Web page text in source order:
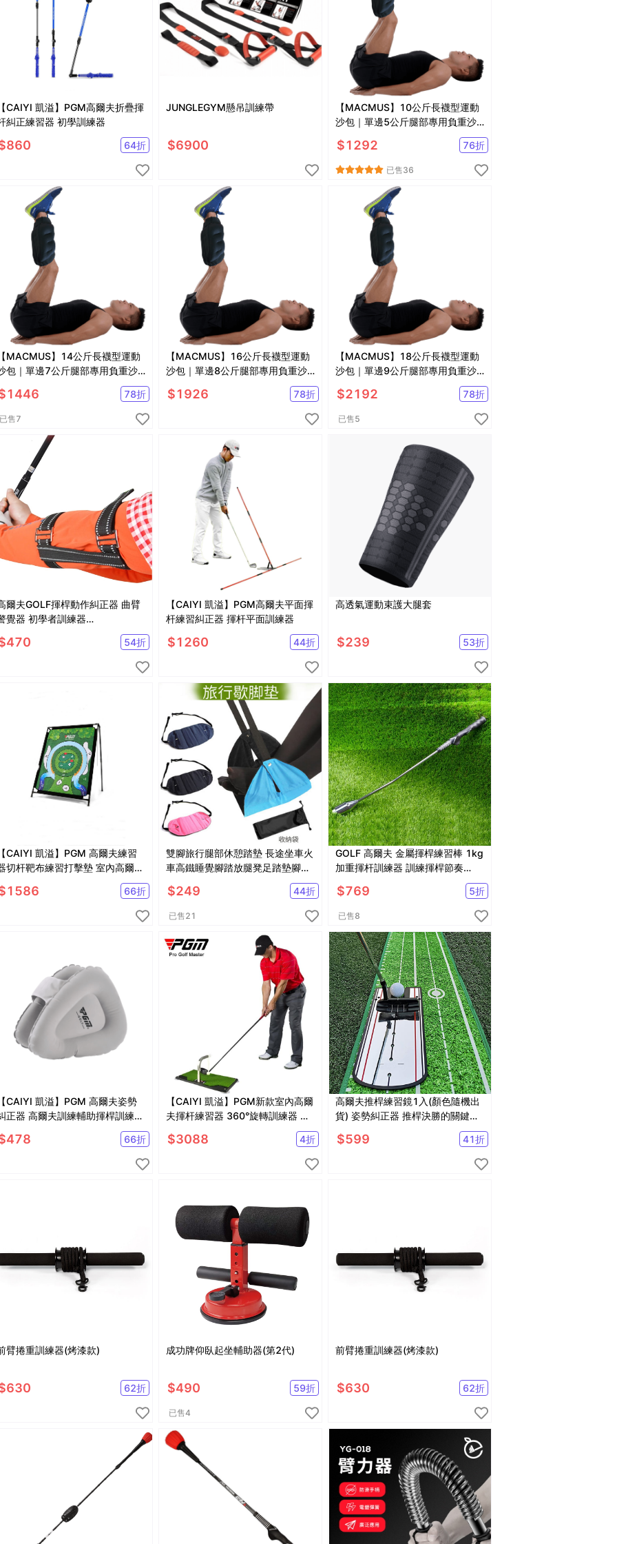
CAIYI 凱溢】PGM高爾夫折疊揮
糾正練習器 初學訓練器
860 64折
JUNGLEGYM懸吊訓練帶
$6900
【MACMUS】10公斤長襪型運動
沙包｜單邊5公斤腿部專用負重沙
$1292 76折
已售36
MACMUS】14公斤長襪型運動
包｜單邊7公斤腿部專用負重沙
1446 78折
已售7
【MACMUS】16公斤長襪型運動
沙包｜單邊8公斤腿部專用負重沙
$1926 78折
【MACMUS】18公斤長襪型運動
沙包｜單邊9公斤腿部專用負重沙
$2192 78折
已售5
爾夫GOLF揮桿動作糾正器 曲臂
覺器 初學者訓練器
470 54折
【CAIYI 凱溢】PGM高爾夫平面揮
杆練習糾正器 揮杆平面訓練器
$1260 44折
高透氣運動束護大腿套
$239 53折
CAIYI 凱溢】PGM 高爾夫練習
切杆靶布練習打擊墊 室內高爾夫
1586 66折
雙腳旅行腿部休憩踏墊 長途坐車火
車高鐵睡覺腳踏放腿凳足踏墊腳吊
$249 44折
已售21
GOLF 高爾夫 金屬揮桿練習棒 1kg
加重揮杆訓練器 訓練揮桿節奏
$769 5折
已售8
CAIYI 凱溢】PGM 高爾夫姿勢
正器 高爾夫訓練輔助揮桿訓練器
478 66折
【CAIYI 凱溢】PGM新款室內高爾
夫揮杆練習器 360°旋轉訓練器 可
$3088 4折
高爾夫推桿練習鏡1入(顏色隨機出
貨) 姿勢糾正器 推桿決勝的關鍵
$599 41折
臂捲重訓練器(烤漆款)
630 62折
成功牌仰臥起坐輔助器(第2代)
$490 59折
已售4
前臂捲重訓練器(烤漆款)
$630 62折